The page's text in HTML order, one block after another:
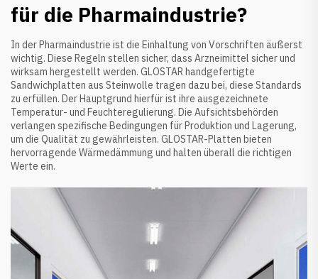
für die Pharmaindustrie?
In der Pharmaindustrie ist die Einhaltung von Vorschriften äußerst
wichtig. Diese Regeln stellen sicher, dass Arzneimittel sicher und
wirksam hergestellt werden. GLOSTAR handgefertigte
Sandwichplatten aus Steinwolle tragen dazu bei, diese Standards
zu erfüllen. Der Hauptgrund hierfür ist ihre ausgezeichnete
Temperatur- und Feuchteregulierung. Die Aufsichtsbehörden
verlangen spezifische Bedingungen für Produktion und Lagerung,
um die Qualität zu gewährleisten. GLOSTAR-Platten bieten
hervorragende Wärmedämmung und halten überall die richtigen
Werte ein.